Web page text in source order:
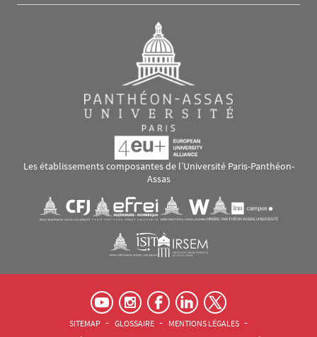
Les établissements composantes de l’Université Paris-Panthéon-
Assas
Visuel svgVisuel svg Visuel svgVisuel svg
Visuel svgVisuel svg
Pied de page Assas Principal
SITEMAP GLOSSAIRE
MENTIONS LÉGALES